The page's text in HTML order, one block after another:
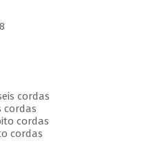
cordas
cordas
cordas
cordas